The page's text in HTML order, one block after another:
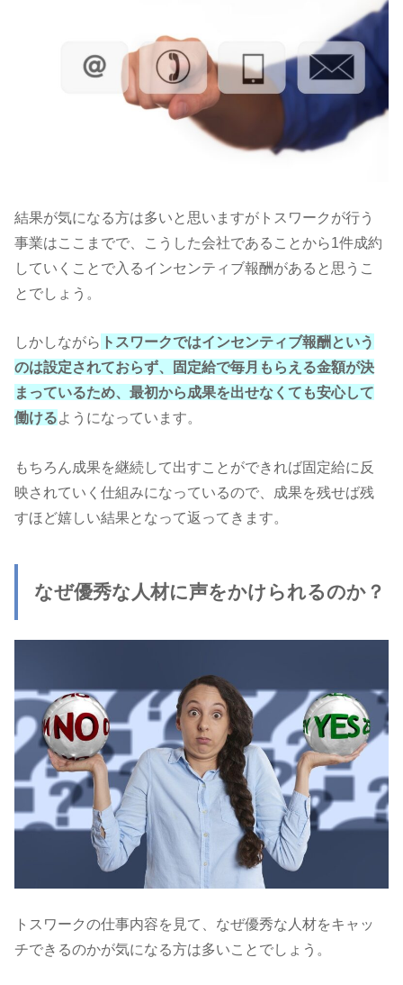
結果が気になる方は多いと思いますがトスワークが行う
事業はここまでで、こうした会社であることから1件成約
していくことで入るインセンティブ報酬があると思うこ
とでしょう。
しかしながら トスワークではインセンティブ報酬という
のは設定されておらず、固定給で毎月もらえる金額が決
まっているため、最初から成果を出せなくても安心して
働けるようになっています。
もちろん成果を継続して出すことができれば固定給に反
映されていく仕組みになっているので、成果を残せば残
すほど嬉しい結果となって返ってきます。
なぜ優秀な人材に声をかけられるのか？
トスワークの仕事内容を見て、なぜ優秀な人材をキャッ
チできるのかが気になる方は多いことでしょう。